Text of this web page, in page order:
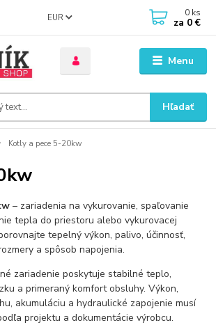
Menu
EUR
Hľadať
0 ks
za 0 €
Kotly a pece 5-20kw
– zariadenia na vykurovanie, spaľovanie
tepla do priestoru alebo vykurovacej
tepelný výkon, palivo, účinnosť,
a spôsob napojenia.
zariadenie poskytuje stabilné teplo,
a primeraný komfort obsluhy. Výkon,
akumuláciu a hydraulické zapojenie musí
projektu a dokumentácie výrobcu.